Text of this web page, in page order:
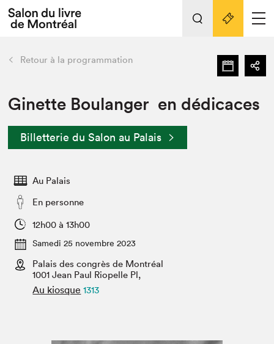
Espace exposant⋅e⋅s
Espace enseignant·e·s
Espace médias
L'événement
Préparer sa visite au Salon
Actualités
SLM PRO
retour Nos activités
Préparer sa visite
Salon dans la ville et en ligne
Projets partenaires
Liens pratiques
Retour à la programmation
Ginette Boulanger en dédicaces
Billetterie du Salon au Palais
Au Palais
En personne
12h00 à 13h00
Samedi 25 novembre 2023
Palais des congrès de Montréal
1001 Jean Paul Riopelle Pl,
Au kiosque 1313